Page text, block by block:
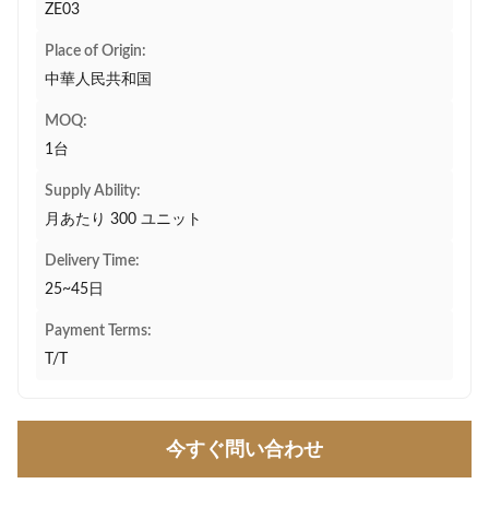
ZE03
Place of Origin:
中華人民共和国
MOQ:
1台
Supply Ability:
月あたり 300 ユニット
Delivery Time:
25~45日
Payment Terms:
T/T
今すぐ問い合わせ